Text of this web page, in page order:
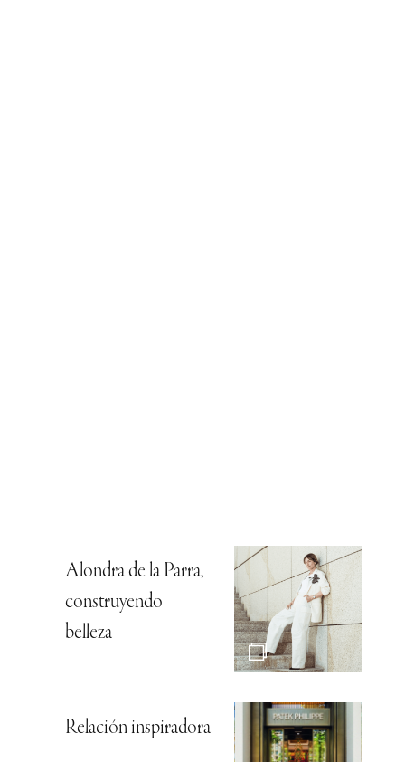
Alondra de la Parra,
construyendo
belleza
Relación inspiradora